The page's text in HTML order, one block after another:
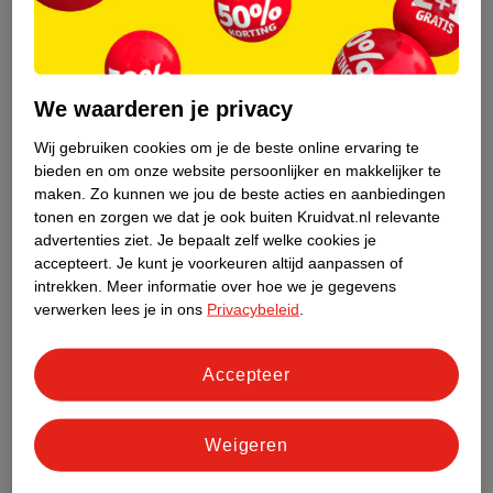
Philips Avent 6+M
roze, paars, 200ml
7.
Difrax Antilek Beker
10.
We waarderen je privacy
Wij gebruiken cookies om je de beste online ervaring te
bieden en om onze website persoonlijker en makkelijker te
maken. Zo kunnen we jou de beste acties en aanbiedingen
tonen en zorgen we dat je ook buiten Kruidvat.nl relevante
advertenties ziet. Je bepaalt zelf welke cookies je
accepteert. Je kunt je voorkeuren altijd aanpassen of
intrekken.
Meer informatie over hoe we je gegevens
verwerken lees je in ons Privacybeleid
Weigeren
Accepteer